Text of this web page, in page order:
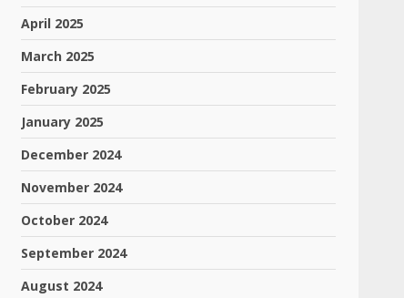
April 2025
March 2025
February 2025
January 2025
December 2024
November 2024
October 2024
September 2024
August 2024